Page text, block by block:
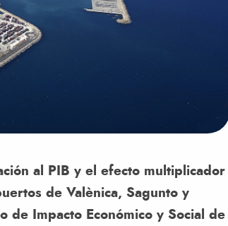
al PIB y el efecto multiplicador
de Valènica, Sagunto y
de Impacto Económico y Social de